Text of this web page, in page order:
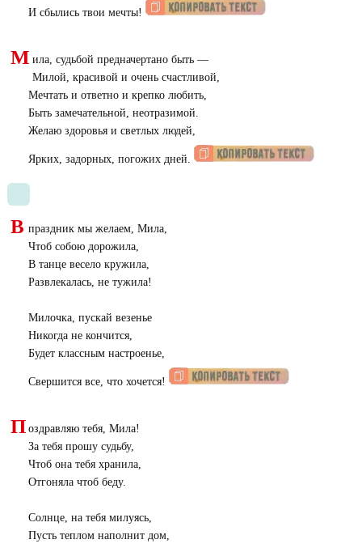
И сбылись твои мечты!
М ила, судьбой предначертано быть —
Милой, красивой и очень счастливой,
Мечтать и ответно и крепко любить,
Быть замечательной, неотразимой.
Желаю здоровья и светлых людей,
Ярких, задорных, погожих дней.
В праздник мы желаем, Мила,
Чтоб собою дорожила,
В танце весело кружила,
Развлекалась, не тужила!
Милочка, пускай везенье
Никогда не кончится,
Будет классным настроенье,
Свершится все, что хочется!
П оздравляю тебя, Мила!
За тебя прошу судьбу,
Чтоб она тебя хранила,
Отгоняла чтоб беду.
Солнце, на тебя милуясь,
Пусть теплом наполнит дом,